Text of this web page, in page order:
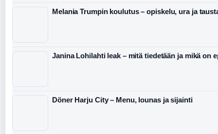
Melania Trumpin koulutus – opiskelu, ura ja
Janina Lohilahti leak – mitä tiedetään ja mikä on
Döner Harju City – Menu, lounas ja sijainti